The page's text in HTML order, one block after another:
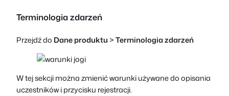
Terminologia zdarzeń
Przejdź do Dane produktu>Terminologia zdarzeń
W tej sekcji można zmienić warunki używane do opisania
uczestników i przycisku rejestracji.